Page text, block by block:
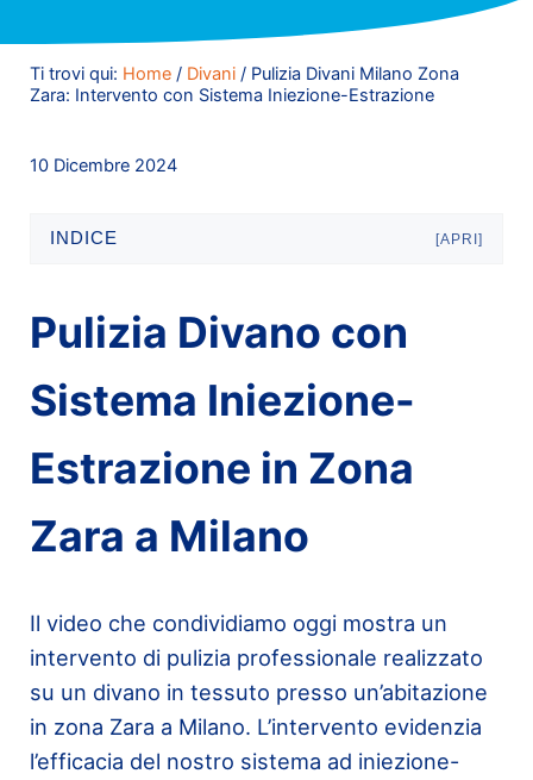
Ti trovi qui: Home / Divani /Pulizia Divani Milano Zona
Zara: Intervento con Sistema Iniezione-Estrazione
10 Dicembre 2024
INDICE [APRI]
Pulizia Divano con
Sistema Iniezione-
Estrazione in Zona
Zara a Milano
Il video che condividiamo oggi mostra un
intervento di pulizia professionale realizzato
su un divano in tessuto presso un’abitazione
in zona Zara a Milano. L’intervento evidenzia
l’efficacia del nostro sistema ad iniezione-